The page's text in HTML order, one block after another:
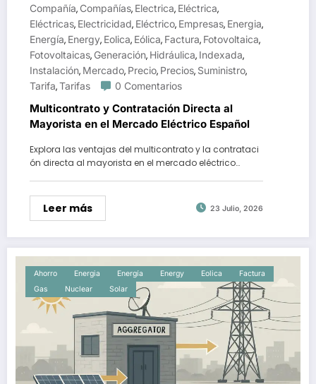
Compañía, Compañías, Electrica, Eléctrica,
Eléctricas, Electricidad, Eléctrico, Empresas, Energia,
Energía, Energy, Eolica, Eólica, Factura, Fotovoltaica,
Fotovoltaicas, Generación, Hidráulica, Indexada,
Instalación, Mercado, Precio, Precios, Suministro,
Tarifa,Tarifas 0 Comentarios
Multicontrato y Contratación Directa al
Mayorista en el Mercado Eléctrico Español
Explora las ventajas del multicontrato y la contrataci
ón directa al mayorista en el mercado eléctrico…
Leer más 23 Julio, 2026
Ahorro Energia Energía Energy Eolica
Factura
Gas
Nuclear Solar